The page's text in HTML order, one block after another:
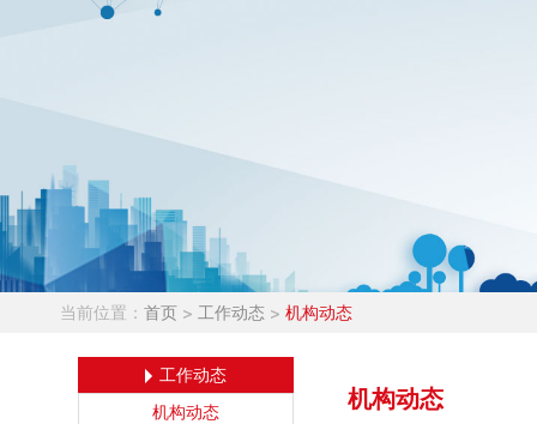
当前位置： 首页 > 工作动态 > 机构动态
工作动态
机构动态
机构动态